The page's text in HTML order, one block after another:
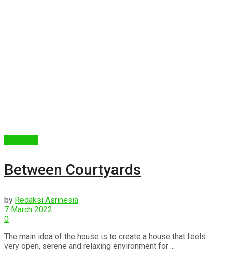
Between Courtyards
by Redaksi Asrinesia
7 March 2022
0
The main idea of the house is to create a house that feels
very open, serene and relaxing environment for ...